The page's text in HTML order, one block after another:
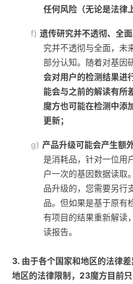
任何风险（无论是法律
f) 遗传研究并不透彻、全面
究并不透彻与全面，未
部分认知。随着对基因
会对用户的检测结果进
能会与之前的解读有所
魔方也可能在检测中添
更新；
g) 产品升级可能会产生额
是消耗品，针对一位用
户一次的基因数据读取
品升级的，您需要另行
品。但如果是基于原有
有项目的结果重新解读
读报告。
3. 由于各个国家和地区的法律
地区的法律限制，23魔方目前